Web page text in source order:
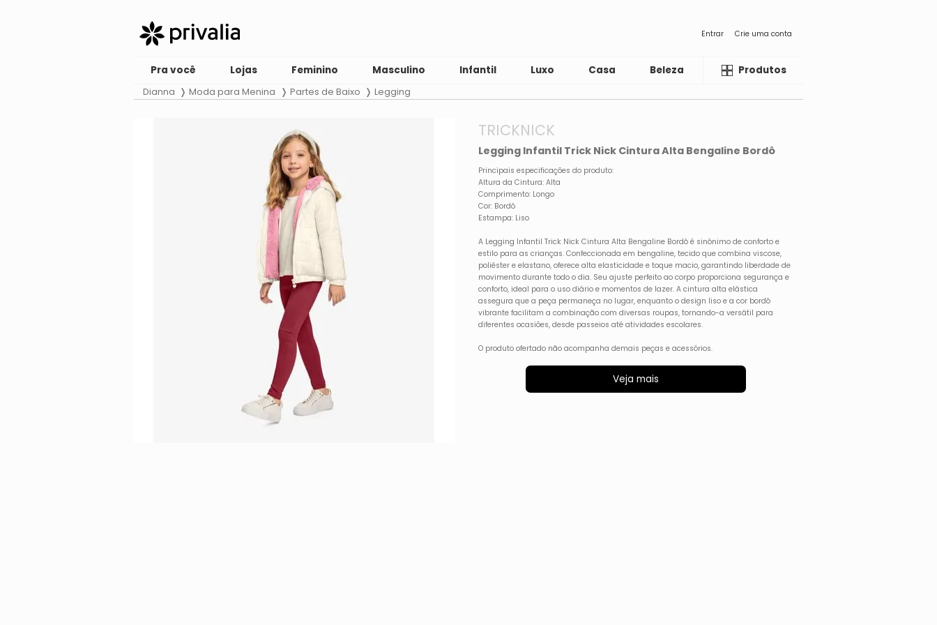
Entrar Crie uma conta
Pra você Lojas Feminino Masculino Infantil Luxo Casa Beleza LiquidaProdutos
Dianna Moda para Menina Partes de Baixo Legging
TRICKNICK
Legging Infantil Trick Nick Cintura Alta Bengaline Bordô
Principais especificações do produto:
Altura da Cintura: Alta
Comprimento: Longo
Cor: Bordô
Estampa: Liso
A Legging Infantil Trick Nick Cintura Alta Bengaline Bordô é sinônimo de conforto e
estilo para as crianças. Confeccionada em bengaline, tecido que combina viscose,
poliéster e elastano, oferece alta elasticidade e toque macio, garantindo liberdade de
movimento durante todo o dia. Seu ajuste perfeito ao corpo proporciona segurança e
conforto, ideal para o uso diário e momentos de lazer. A cintura alta elástica
assegura que a peça permaneça no lugar, enquanto o design liso e a cor bordô
vibrante facilitam a combinação com diversas roupas, tornando-a versátil para
diferentes ocasiões, desde passeios até atividades escolares.
O produto ofertado não acompanha demais peças e acessórios.
Veja mais